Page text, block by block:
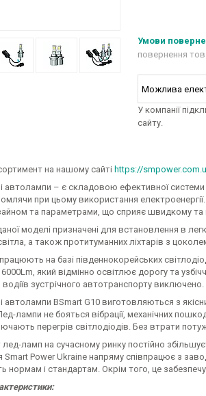
повернення
У компанії
сайту.
на нашому сайті https://
автолампи – є складовою ефективної
при цьому використання
та параметрами, що сприяє швидкому
моделі призначені для встановлення в
а також протитуманних ліхтарів з
на базі південнокорейських
який відмінно освітлює дорогу та
водіїв зустрічного автотранспорту виключено.
автолампи BSmart G10 виготовляються з
лампи не бояться вібрації, механічних
перегрів світлодіодів. Без втрати
ламп на сучасному ринку постійно
Smart Power Ukraine напряму співпрацює з
нормам і стандартам. Окрім того, це